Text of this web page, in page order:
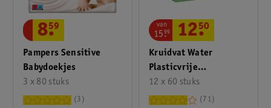
Pampers Sensitive
Babydoekjes
3 x 80 stuks
8.
59
3
Kruidvat Water
Plasticvrije
Babydoekjes Valuepack
12 x 60 stuks
van
15.
99 12.
50
71